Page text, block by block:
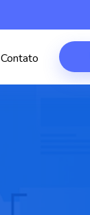
Contato